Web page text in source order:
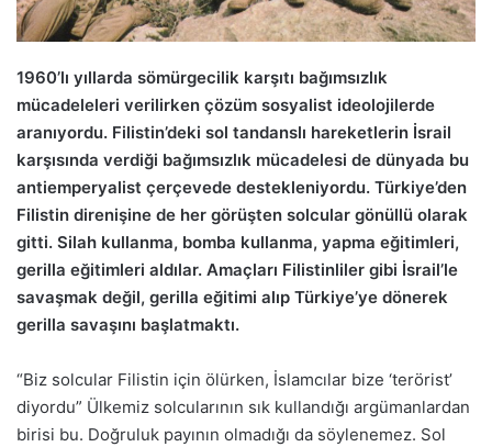
1960’lı yıllarda sömürgecilik karşıtı bağımsızlık
mücadeleleri verilirken çözüm sosyalist ideolojilerde
aranıyordu. Filistin’deki sol tandanslı hareketlerin İsrail
karşısında verdiği bağımsızlık mücadelesi de dünyada bu
antiemperyalist çerçevede destekleniyordu. Türkiye’den
Filistin direnişine de her görüşten solcular gönüllü olarak
gitti. Silah kullanma, bomba kullanma, yapma eğitimleri,
gerilla eğitimleri aldılar. Amaçları Filistinliler gibi İsrail’le
savaşmak değil, gerilla eğitimi alıp Türkiye’ye dönerek
gerilla savaşını başlatmaktı.
“Biz solcular Filistin için ölürken, İslamcılar bize ‘terörist’
diyordu” Ülkemiz solcularının sık kullandığı argümanlardan
birisi bu. Doğruluk payının olmadığı da söylenemez. Sol